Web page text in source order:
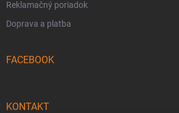
Reklamačný poriadok
Doprava a platba
FACEBOOK
KONTAKT